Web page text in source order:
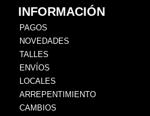
INFORMACIÓN
PAGOS
NOVEDADES
TALLES
ENVÍOS
LOCALES
ARREPENTIMIENTO
CAMBIOS